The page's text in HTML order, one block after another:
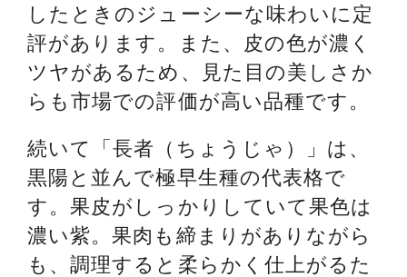
したときのジューシーな味わいに定
評があります。また、皮の色が濃く
ツヤがあるため、見た目の美しさか
らも市場での評価が高い品種です。
続いて「長者（ちょうじゃ）」は、
黒陽と並んで極早生種の代表格で
す。果皮がしっかりしていて果色は
濃い紫。果肉も締まりがありながら
も、調理すると柔らかく仕上がるた